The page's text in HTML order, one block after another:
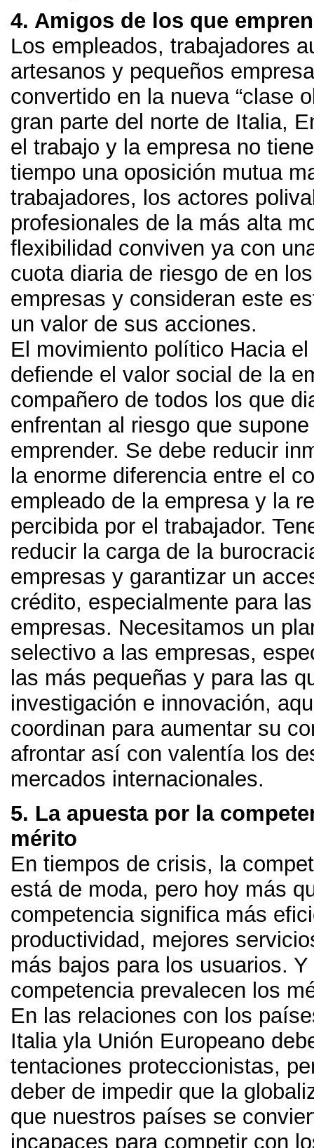
4. Amigos de los que
Los empleados, trabajadores
artesanos y pequeños
convertido en la nueva“clase
gran parte del norte de Italia,
el trabajo y la empresa no
tiempo una oposición mutua
trabajadores, los actores
profesionales de la más alta
flexibilidad conviven ya con
cuota diaria de riesgo de en
empresas y consideran este
un valor de sus acciones.
El movimiento político Hacia el
defiende el valor social de la
compañero de todos los que
enfrentan al riesgo que
emprender. Se debe reducir
la enorme diferencia entre el
empleado de la empresa y la
percibida por el trabajador.
reducir la carga de la
empresas y garantizar un
crédito, especialmente para
empresas. Necesitamos un
selectivo a las empresas,
las más pequeñas y para las
investigación e innovación,
coordinan para aumentar su
afrontar así con valentía los
mercados internacionales.
5. La apuesta por la
mérito
En tiempos de crisis, la
está de moda, pero hoy más
competencia significa más
productividad, mejores
más bajos para los usuarios. Y
competencia prevalecen los
En las relaciones con los
Italia yla Unión Europeano
tentaciones proteccionistas,
deber de impedir que la
que nuestros países se
incapaces para competir con